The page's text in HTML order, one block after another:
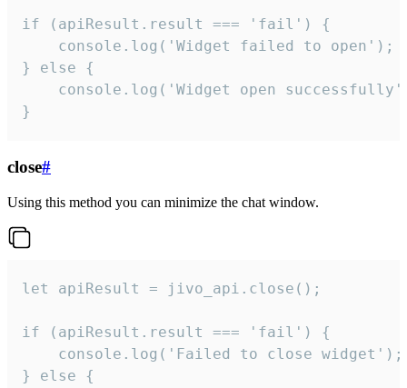
if (apiResult.result === 'fail') {
    console.log('Widget failed to open');
} else {
console.log('Widget open
}
close#
Using this method you can minimize the chat window.
let apiResult = jivo_api.close();
if (apiResult.result === 'fail') {
    console.log('Failed to close widget');
} else {